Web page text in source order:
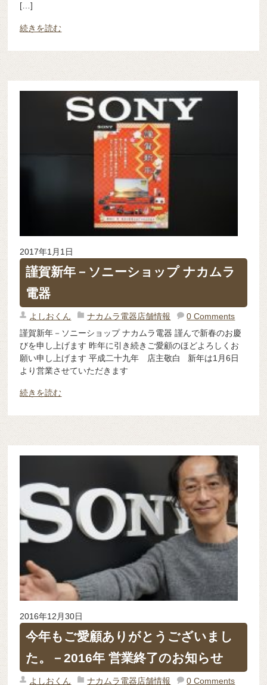
[…]
続きを読む
2017年1月1日
謹賀新年－ソニーショップ ナカムラ
電器
よしおくん ナカムラ電器店舗情報
0 Comments
謹賀新年－ソニーショップ ナカムラ電器 謹んで新春のお慶
びを申し上げます 昨年に引き続きご愛顧のほどよろしくお
願い申し上げます 平成二十九年 店主敬白 新年は1月6日
より営業させていただきます
続きを読む
2016年12月30日
今年もご愛顧ありがとうございまし
た。－2016年 営業終了のお知らせ
よしおくん ナカムラ電器店舗情報 0 Comments